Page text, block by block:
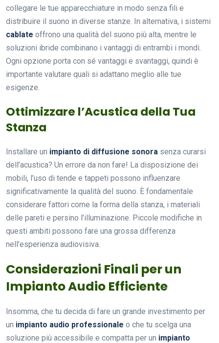
collegare le tue apparecchiature in modo senza fili e
distribuire il suono in diverse stanze. In alternativa, i sistemi
cablate offrono una qualità del suono più alta, mentre le
soluzioni ibride combinano i vantaggi di entrambi i mondi.
Ogni opzione porta con sé vantaggi e svantaggi, quindi è
importante valutare quali si adattano meglio alle tue
esigenze.
Ottimizzare l’Acustica della Tua
Stanza
Installare un impianto di diffusione sonora senza curarsi
dell’acustica? Un errore da non fare! La disposizione dei
mobili, l’uso di tende e tappeti possono influenzare
significativamente la qualità del suono. È fondamentale
considerare fattori come la forma della stanza, i materiali
delle pareti e persino l’illuminazione. Piccole modifiche in
questi ambiti possono fare una grossa differenza
nell’esperienza audiovisiva.
Considerazioni Finali per un
Impianto Audio Efficiente
Insomma, che tu decida di fare un grande investimento per
un impianto audio professionale o che tu scelga una
soluzione più accessibile e compatta per un impianto